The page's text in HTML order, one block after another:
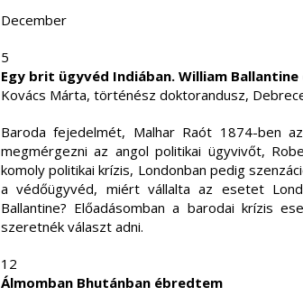
December
5
Egy brit ügyvéd Indiában. William
Kovács Márta, történész doktorandusz,
Baroda fejedelmét, Malhar Raót 1874-ben
megmérgezni az angol politikai ügyvivőt,
komoly politikai krízis, Londonban pedig
a védőügyvéd, miért vállalta az esetet
Ballantine? Előadásomban a barodai krízis
szeretnék választ adni.
12
Álmomban Bhutánban ébredtem